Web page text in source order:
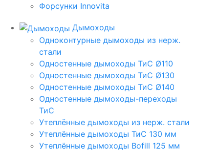
Форсунки Innovita
Дымоходы
Одноконтурные дымоходы из нерж.
стали
Одностенные дымоходы ТиС Ø110
Одностенные дымоходы ТиС Ø130
Одностенные дымоходы ТиС Ø140
Одностенные дымоходы-переходы
ТиС
Утеплённые дымоходы из нерж. стали
Утеплённые дымоходы ТиС 130 мм
Утеплённые дымоходы Bofill 125 мм